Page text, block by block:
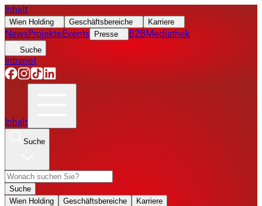
Inhalt
Wien Holding Geschäftsbereiche Karriere
NewsProjekteEvents Presse B2B Mediathek
Suche
Intranet
Inhalt
Suche
Suche
Wien Holding
Geschäftsbereiche Karriere